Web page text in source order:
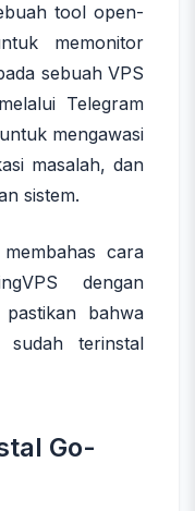
tool open-
memonitor
sebuah VPS
Telegram
mengawasi
masalah, dan
sistem.
cara
dengan
bahwa
terinstal
Go-